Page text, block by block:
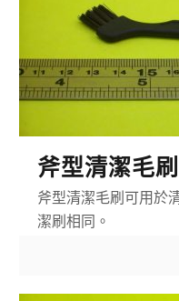
斧型清潔毛刷
斧型清潔毛刷可用於
潔刷相同。